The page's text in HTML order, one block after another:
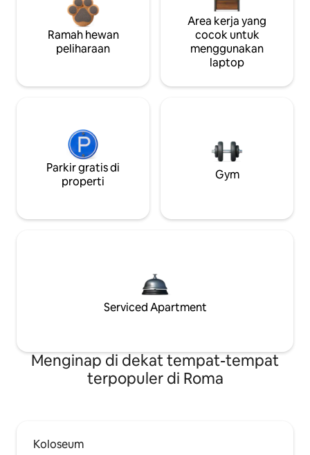
Ramah hewan
peliharaan
Area kerja yang
cocok untuk
menggunakan
laptop
Parkir gratis di
properti
Gym
Serviced Apartment
Menginap di dekat tempat-tempat
terpopuler di Roma
Koloseum